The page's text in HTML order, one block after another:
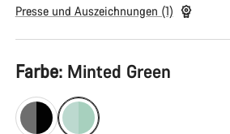
Presse und Auszeichnungen (1)
Produktkonfiguration
Farbe: Minted Green